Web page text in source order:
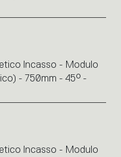
Incasso - Modulo
- 750mm - 45° -
Incasso - Modulo